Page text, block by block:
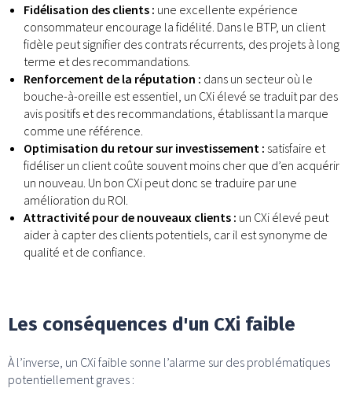
Fidélisation des clients : une excellente expérience
consommateur encourage la fidélité. Dans le BTP, un client
fidèle peut signifier des contrats récurrents, des projets à long
terme et des recommandations.
Renforcement de la réputation : dans un secteur où le
bouche-à-oreille est essentiel, un CXi élevé se traduit par des
avis positifs et des recommandations, établissant la marque
comme une référence.
Optimisation du retour sur investissement : satisfaire et
fidéliser un client coûte souvent moins cher que d’en acquérir
un nouveau. Un bon CXi peut donc se traduire par une
amélioration du ROI.
Attractivité pour de nouveaux clients : un CXi élevé peut
aider à capter des clients potentiels, car il est synonyme de
qualité et de confiance.
Les conséquences d'un CXi faible
À l’inverse, un CXi faible sonne l’alarme sur des problématiques
potentiellement graves :